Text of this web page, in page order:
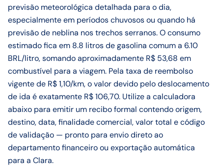
previsão meteorológica detalhada para o dia,
especialmente em períodos chuvosos ou quando há
previsão de neblina nos trechos serranos. O consumo
estimado fica em 8.8 litros de gasolina comum a 6.10
BRL/litro, somando aproximadamente R$ 53,68 em
combustível para a viagem. Pela taxa de reembolso
vigente de R$ 1,10/km, o valor devido pelo deslocamento
de ida é exatamente R$ 106,70. Utilize a calculadora
abaixo para emitir um recibo formal contendo origem,
destino, data, finalidade comercial, valor total e código
de validação — pronto para envio direto ao
departamento financeiro ou exportação automática
para a Clara.